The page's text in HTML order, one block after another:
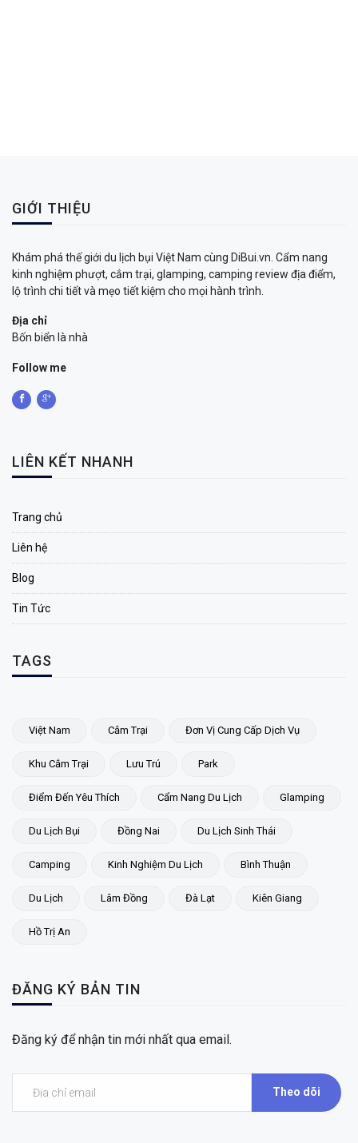
GIỚI THIỆU
Khám phá thế giới du lịch bụi Việt Nam cùng DiBui.vn. Cẩm nang
kinh nghiệm phượt, cắm trại, glamping, camping review địa điểm,
lộ trình chi tiết và mẹo tiết kiệm cho mọi hành trình.
Địa chỉ
Bốn biển là nhà
Follow me
LIÊN KẾT NHANH
Trang chủ
Liên hệ
Blog
Tin Tức
TAGS
Việt Nam Cắm Trại Đơn Vị Cung Cấp Dịch Vụ
Khu Cắm Trại Lưu Trú Park
Điểm Đến Yêu Thích Cẩm Nang Du Lịch Glamping
Du Lịch Bụi Đồng Nai Du Lịch Sinh Thái
Camping Kinh Nghiệm Du Lịch Bình Thuận
Du Lịch Lâm Đồng Đà Lạt Kiên Giang
Hồ Trị An
ĐĂNG KÝ BẢN TIN
Đăng ký để nhận tin mới nhất qua email.
Theo dõi